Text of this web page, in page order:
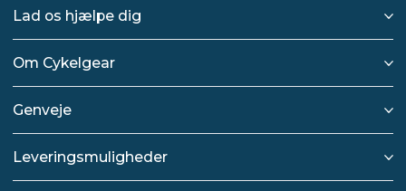
Lad os hjælpe dig
Om Cykelgear
Genveje
Leveringsmuligheder